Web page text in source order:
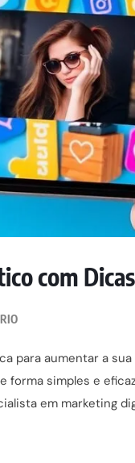
com
para aumentar a
simples e
em marketing